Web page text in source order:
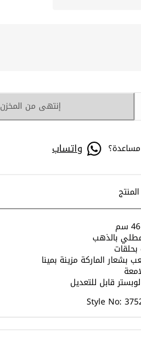
إنتهى من المخزن
واتساب
بالذهب
بشعار الماركة مزينة بمينا
قابل للتعديل
Style No: